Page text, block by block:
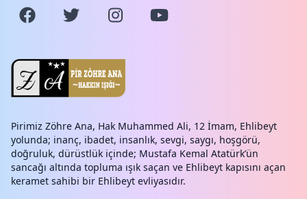
Pirimiz Zöhre Ana, Hak Muhammed Ali, 12 İmam, Ehlibeyt
yolunda; inanç, ibadet, insanlık, sevgi, saygı, hoşgörü,
doğruluk, dürüstlük içinde; Mustafa Kemal Atatürk’ün
sancağı altında topluma ışık saçan ve Ehlibeyt kapısını açan
keramet sahibi bir Ehlibeyt evliyasıdır.